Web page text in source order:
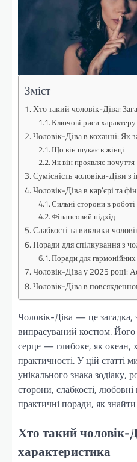
Зміст
Хто такий чоловік-Діва:
Ключові риси характеру
Чоловік-Діва в коханні: Як
Що він шукає в жінці
Як він проявляє почуття
Сумісність чоловіка-Діви
Чоловік-Діва в кар’єрі та
Сильні сторони в роботі
Фінансовий підхід
Слабкості та виклики
Поради для спілкування з
Поради для гармонійних
Чоловік-Діва у 2025 році:
Чоловік-Діва в
Чоловік-Діва — це загадка,
випрасуваний костюм. Його
серце — глибоке, як океан,
практичності. У цій статті
унікального знака зодіаку,
сторони, слабкості,
практичні поради, як
Хто такий чоловік-
характеристика